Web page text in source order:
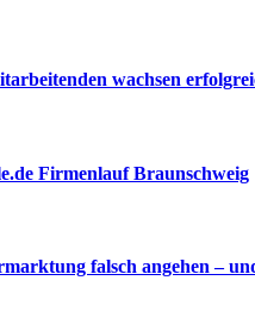
wachsen
Firmenlauf Braunschweig
falsch angehen –